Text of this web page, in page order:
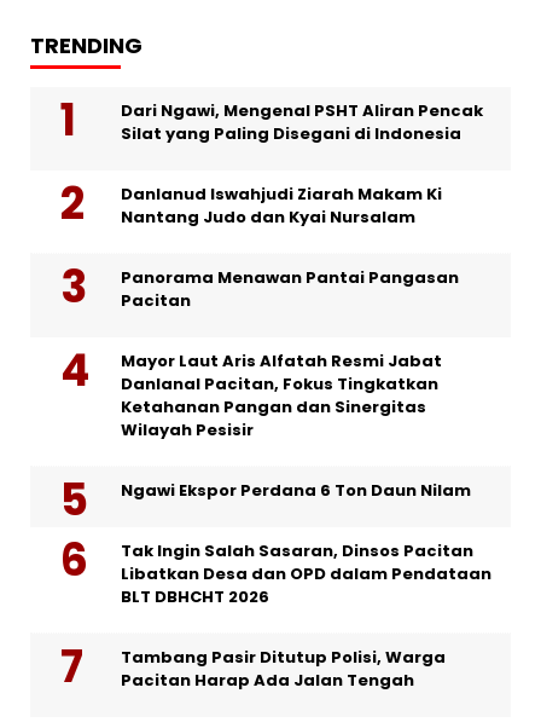
TRENDING
Dari Ngawi, Mengenal PSHT Aliran Pencak
Silat yang Paling Disegani di Indonesia
Danlanud Iswahjudi Ziarah Makam Ki
Nantang Judo dan Kyai Nursalam
Panorama Menawan Pantai Pangasan
Pacitan
Mayor Laut Aris Alfatah Resmi Jabat
Danlanal Pacitan, Fokus Tingkatkan
Ketahanan Pangan dan Sinergitas
Wilayah Pesisir
Ngawi Ekspor Perdana 6 Ton Daun Nilam
Tak Ingin Salah Sasaran, Dinsos Pacitan
Libatkan Desa dan OPD dalam Pendataan
BLT DBHCHT 2026
Tambang Pasir Ditutup Polisi, Warga
Pacitan Harap Ada Jalan Tengah